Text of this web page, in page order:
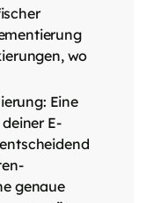
wo
Eine
E-
genaue